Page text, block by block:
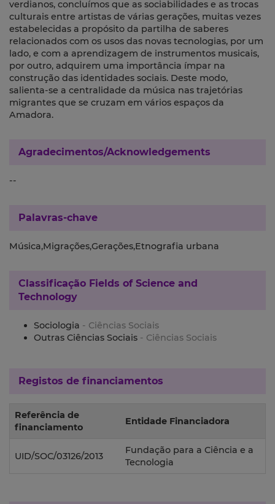
verdianos, concluímos que as sociabilidades e as trocas
culturais entre artistas de várias gerações, muitas vezes
estabelecidas a propósito da partilha de saberes
relacionados com os usos das novas tecnologias, por um
lado, e com a aprendizagem de instrumentos musicais,
por outro, adquirem uma importância ímpar na
construção das identidades sociais. Deste modo,
salienta-se a centralidade da música nas trajetórias
migrantes que se cruzam em vários espaços da
Amadora.
Agradecimentos/Acknowledgements
--
Palavras-chave
Música,Migrações,Gerações,Etnografia urbana
Classificação Fields of Science and
Technology
Sociologia - Ciências Sociais
Outras Ciências Sociais - Ciências Sociais
Registos de financiamentos
Referência de
financiamento
Entidade Financiadora
UID/SOC/03126/2013
Fundação para a Ciência e a
Tecnologia